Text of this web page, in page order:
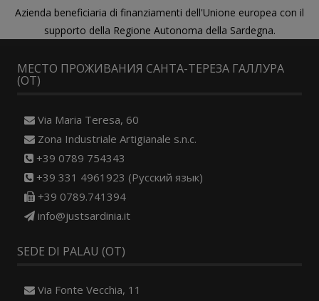
Azienda beneficiaria di finanziamenti dell'Unione europea con il
supporto della Regione Autonoma della Sardegna.
МЕСТО ПРОЖИВАНИЯ САНТА-ТЕРЕЗА ГАЛЛУРА
(OT)
Via Maria Teresa, 60
Zona Industriale Artigianale s.n.c.
+39 0789 754343
+39 331 4961923 (Русский язык)
+39 0789.741394
info@justsardinia.it
SEDE DI PALAU (OT)
Via Fonte Vecchia, 11